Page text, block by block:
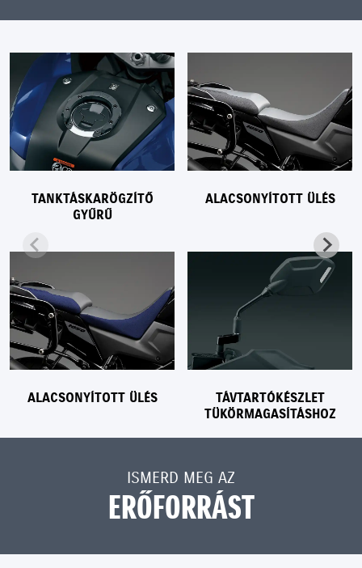
TANKTÁSKARÖGZÍTŐ
GYŰRŰ
ALACSONYÍTOTT ÜLÉS
ALACSONYÍTOTT ÜLÉS
TÁVTARTÓKÉSZLET
TÜKÖRMAGASÍTÁSHOZ
ISMERD MEG AZ
ERŐFORRÁST